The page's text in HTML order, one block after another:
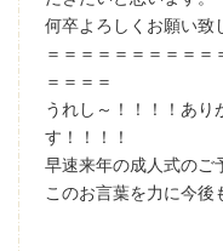
何卒よろしくお願い致
＝＝＝＝＝＝＝＝＝
＝＝＝＝
うれし～！！！！あ
す！！！！
早速来年の成人式のご
このお言葉を力に今後